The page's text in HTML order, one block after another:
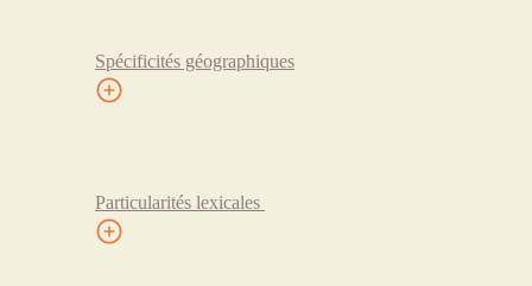
Spécificités géographiques
Particularités lexicales